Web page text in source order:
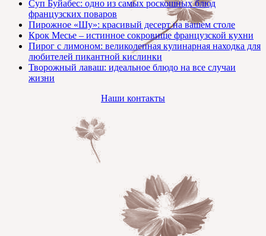
Суп Буйабес: одно из самых роскошных блюд
французских поваров
Пирожное «Шу»: красивый десерт на вашем столе
Крок Месье – истинное сокровище французской кухни
Пирог с лимоном: великолепная кулинарная находка для
любителей пикантной кислинки
Творожный лаваш: идеальное блюдо на все случаи
жизни
Наши контакты